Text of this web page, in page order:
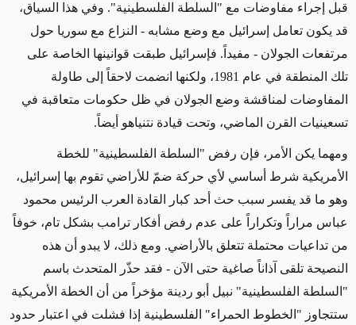
قبل إجراء مفاوضات مع "السلطة الفلسطينية". وفي هذا السياق،
قد يكون تعامل إسرائيل مع وضع مشابه - النزاع مع سوريا حول
مرتفعات الجولان - مفيداً. فإسرائيل طبقت قوانينها الخاصة على
تلك المنطقة في عام 1981، ولكنها انضمت لاحقاً إلى طاولة
المفاوضات لمناقشة وضع الجولان في ظل حكومات متعاقبة في
تسعينيات القرن الماضي، وتحت قيادة نتنياهو أيضاً.
ومهما يكن الأمر، فإن رفض "السلطة الفلسطينية" للخطة
الأمريكية شرط أساسي لأي حركة ضمّ للأراضي تقوم بها إسرائيل،
وهو ما قد يفسر سبب حث أحد كبار القادة العرب الرئيس محمود
عباس مراراً وتكراراً على عدم رفض أفكار ترامب بشكل تام، خوفاً
من تداعيات محتملة تتعلق بالأراضي. ومع ذلك، لا يبدو أن هذه
النصيحة تلقى آذاناً صاغية حتى الآن - فقد حذّر المتحدث باسم
"السلطة الفلسطينية" نبيل أبو ردينة مؤخراً من أن الخطة الأمريكية
ستتجاوز "الخطوط الحمراء" الفلسطينية إذا فشلت في اعتبار حدود